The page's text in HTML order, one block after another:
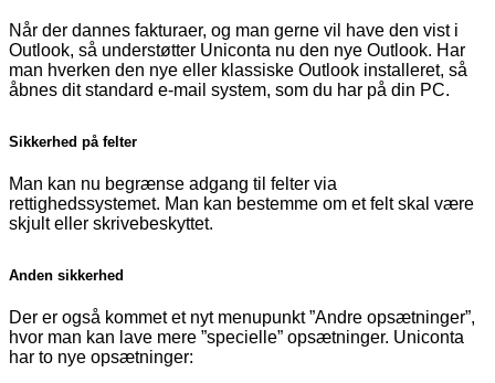
Når der dannes fakturaer, og man gerne vil have den vist i
Outlook, så understøtter Uniconta nu den nye Outlook. Har
man hverken den nye eller klassiske Outlook installeret, så
åbnes dit standard e-mail system, som du har på din PC.
Sikkerhed på felter
Man kan nu begrænse adgang til felter via
rettighedssystemet. Man kan bestemme om et felt skal være
skjult eller skrivebeskyttet.
Anden sikkerhed
Der er også kommet et nyt menupunkt ”Andre opsætninger”,
hvor man kan lave mere ”specielle” opsætninger. Uniconta
har to nye opsætninger: